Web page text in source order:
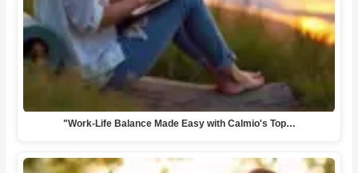
"Work-Life Balance Made Easy with Calmio's Top…